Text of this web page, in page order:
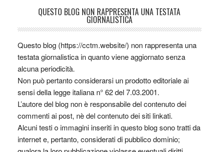
QUESTO BLOG NON RAPPRESENTA UNA TESTATA
GIORNALISTICA
Questo blog (https://cctm.website/) non rappresenta una
testata giornalistica in quanto viene aggiornato senza
alcuna periodicità.
Non può pertanto considerarsi un prodotto editoriale ai
sensi della legge italiana n° 62 del 7.03.2001.
L’autore del blog non è responsabile del contenuto dei
commenti ai post, nè del contenuto dei siti linkati.
Alcuni testi o immagini inseriti in questo blog sono tratti da
internet e, pertanto, considerati di pubblico dominio;